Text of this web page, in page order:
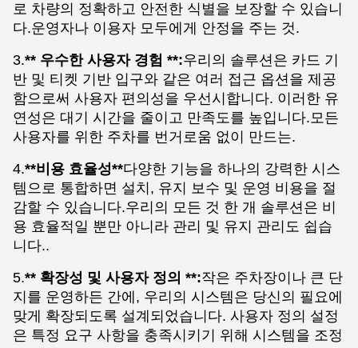
로 차량의 정확하고 안전한 식별을 보장할 수 있습니
다.운영자나 이용자 모두에게 안정을 주는 것.
3.** 우수한 사용자 경험 **:우리의 솔루션은 카드 기
반 및 티켓 기반 입구와 같은 여러 접근 옵션을 제공
함으로써 사용자 편의성을 우선시합니다. 이러한 유
연성은 대기 시간을 줄이고 만족도를 높입니다.모든
사용자를 위한 주차를 번거로움 없이 만드는.
4.**비용 효율성**다양한 기능을 하나의 강력한 시스
템으로 통합하면 설치, 유지 보수 및 운영 비용을 절
감할 수 있습니다.우리의 모든 것 한 개 솔루션은 비
용 효율적일 뿐만 아니라 관리 및 유지 관리도 쉽습
니다..
5.** 확장성 및 사용자 정의 **:작은 주차장이나 큰 단
지를 운영하든 간에, 우리의 시스템은 당신의 필요에
맞게 확장되도록 설계되었습니다. 사용자 정의 설정
은 특정 요구 사항을 충족시키기 위해 시스템을 조정